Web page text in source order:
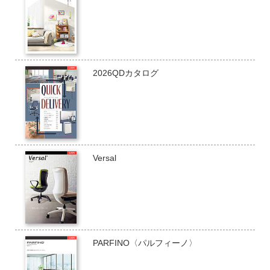
2026QDカタログ
Versal
PARFINO〈パルフィーノ〉